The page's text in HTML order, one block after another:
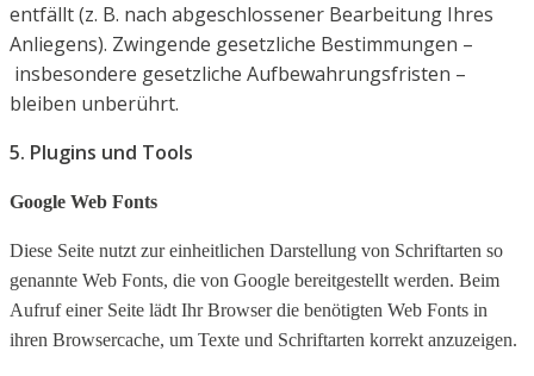
entfällt(z. B. nach abgeschlossener Bearbeitung Ihres
Anliegens). Zwingende gesetzliche Bestimmungen –
insbesondere gesetzliche Aufbewahrungsfristen –
bleiben unberührt.
5. Plugins und Tools
Google Web Fonts
Diese Seite nutzt zur einheitlichen Darstellung von Schriftarten so
genannte Web Fonts, die von Google bereitgestellt werden. Beim
Aufruf einer Seite lädt Ihr Browser die benötigten Web Fonts in
ihren Browsercache, um Texte und Schriftarten korrekt anzuzeigen.